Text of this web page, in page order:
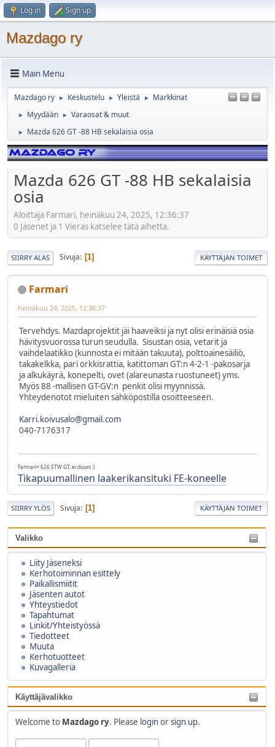
Log in Sign up
Mazdago ry
Main Menu
Mazdago ry ► Keskustelu ► Yleistä ► Markkinat
► Myydään ► Varaosat & muut
► Mazda 626 GT -88 HB sekalaisia osia
Valikko
Liity Jäseneksi
Kerhotoiminnan esittely
Paikallismiitit
Jäsenten autot
Yhteystiedot
Tapahtumat
Linkit/Yhteistyössä
Tiedotteet
Muuta
Kerhotuotteet
Kuvagalleria
Käyttäjävalikko
Welcome to Mazdago ry. Please loginorsign up.
Mazda 626 GT -88 HB sekalaisia
osia
Aloittaja Farmari, heinäkuu 24, 2025, 12:36:37
0 Jäsenet ja 1 Vieras katselee tätä aihetta.
SIIRRY ALAS Sivuja 1 KÄYTTÄJÄN TOIMET
Farmari
heinäkuu 24, 2025, 12:36:37
Tervehdys. Mazdaprojektit jäi haaveiksi ja nyt olisi erinäisiä osia
hävitysvuorossa turun seudulla. Sisustan osia, vetarit ja
vaihdelaatikko (kunnosta ei mitään takuuta), polttoainesäiliö,
takakelkka, pari orkkisrattia, katittoman GT:n 4-2-1 -pakosarja
ja alkukäyrä, konepelti, ovet (alareunasta ruostuneet) yms.
Myös 88 -mallisen GT-GV:n penkit olisi myynnissä.
Yhteydenotot mieluiten sähköpostilla osoitteeseen.
Karri.koivusalo@gmail.com
040-7176317
Farmari= 626 STW GT, ei duuni ;)
Tikapuumallinen laakerikansituki FE-koneelle
SIIRRY YLÖS Sivuja 1 KÄYTTÄJÄN TOIMET